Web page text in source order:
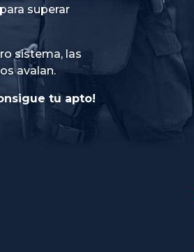
para superar
sistema, las
avalan.
tu apto!